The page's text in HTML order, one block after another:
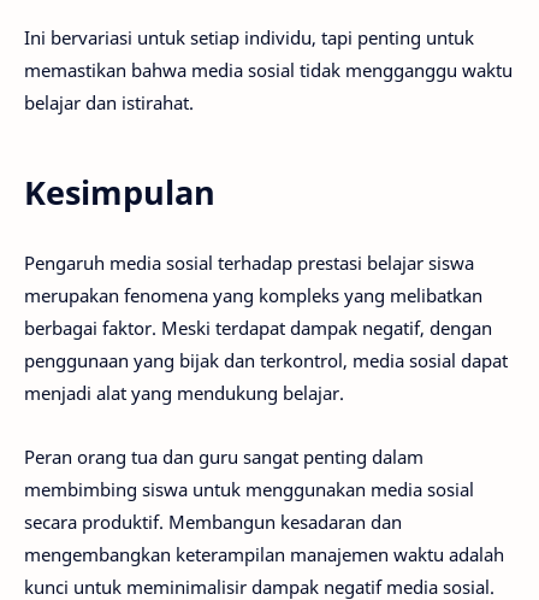
Ini bervariasi untuk setiap individu, tapi penting untuk
memastikan bahwa media sosial tidak mengganggu waktu
belajar dan istirahat.
Kesimpulan
Pengaruh media sosial terhadap prestasi belajar siswa
merupakan fenomena yang kompleks yang melibatkan
berbagai faktor. Meski terdapat dampak negatif, dengan
penggunaan yang bijak dan terkontrol, media sosial dapat
menjadi alat yang mendukung belajar.
Peran orang tua dan guru sangat penting dalam
membimbing siswa untuk menggunakan media sosial
secara produktif. Membangun kesadaran dan
mengembangkan keterampilan manajemen waktu adalah
kunci untuk meminimalisir dampak negatif media sosial.